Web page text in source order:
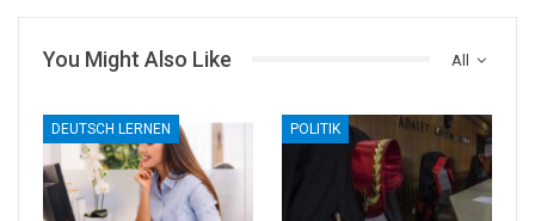
All
You Might Also Like
DEUTSCH LERNEN POLITIK